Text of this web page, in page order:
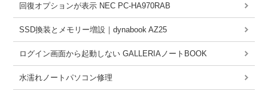
回復オプションが表示 NEC PC-HA970RAB
SSD換装とメモリー増設｜dynabook AZ25
ログイン画面から起動しない GALLERIAノートBOOK
水濡れノートパソコン修理